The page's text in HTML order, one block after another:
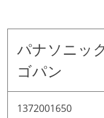
パナソニッ
ゴパン
1372001650